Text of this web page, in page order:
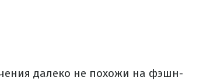
далеко не похожи на фэшн-